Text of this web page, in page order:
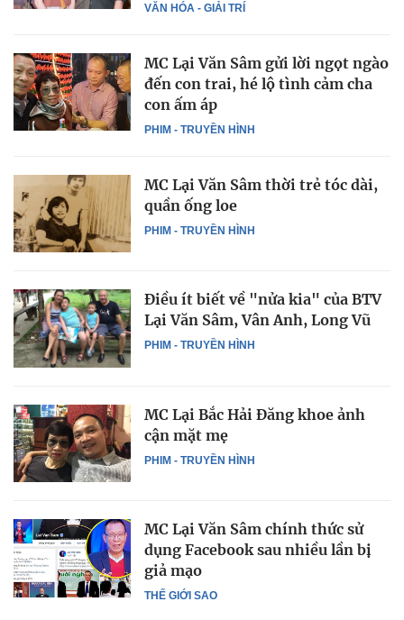
VĂN HÓA - GIẢI TRÍ
PHIM - TRUYỀN HÌNH
MC Lại Văn Sâm gửi lời ngọt ngào
đến con trai, hé lộ tình cảm cha
con ấm áp
PHIM - TRUYỀN HÌNH
MC Lại Văn Sâm thời trẻ tóc dài,
quần ống loe
PHIM - TRUYỀN HÌNH
Điều ít biết về "nửa kia" của BTV
Lại Văn Sâm, Vân Anh, Long Vũ
PHIM - TRUYỀN HÌNH
MC Lại Bắc Hải Đăng khoe ảnh
cận mặt mẹ
THẾ GIỚI SAO
MC Lại Văn Sâm chính thức sử
dụng Facebook sau nhiều lần bị
giả mạo